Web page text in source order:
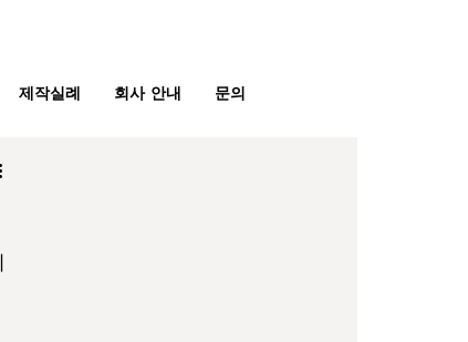
제작실례 회사 안내 문의